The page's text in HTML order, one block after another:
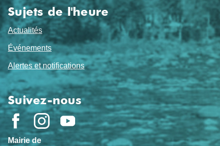
Sujets de l'heure
Actualités
Événements
Alertes et notifications
Suivez-nous
Mairie de